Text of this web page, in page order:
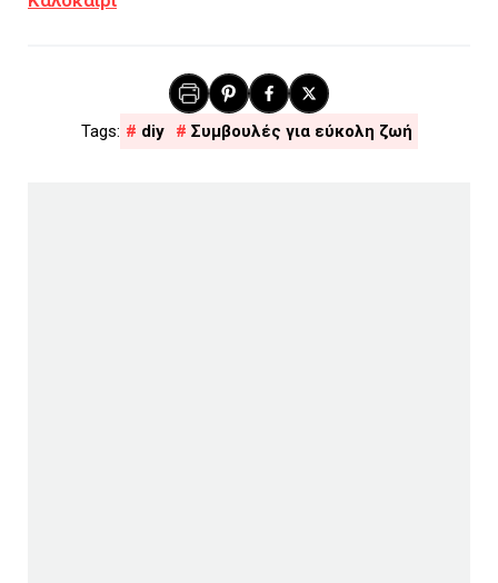
diy Συμβουλές για εύκολη ζωή